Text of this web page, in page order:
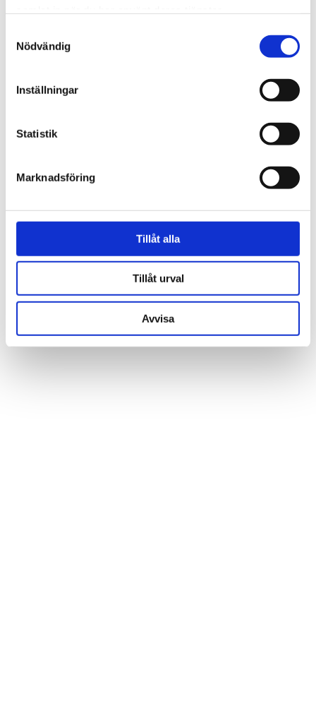
Nödvändig
Inställningar
Statistik
Marknadsföring
Tillåt alla
Tillåt urval
Avvisa
RECENSIONER
VISA ALLT INOM VASER
Låt dig inspireras av våra kunders hem
och vår butik